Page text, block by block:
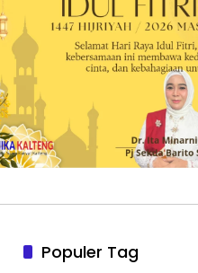
Populer Tag